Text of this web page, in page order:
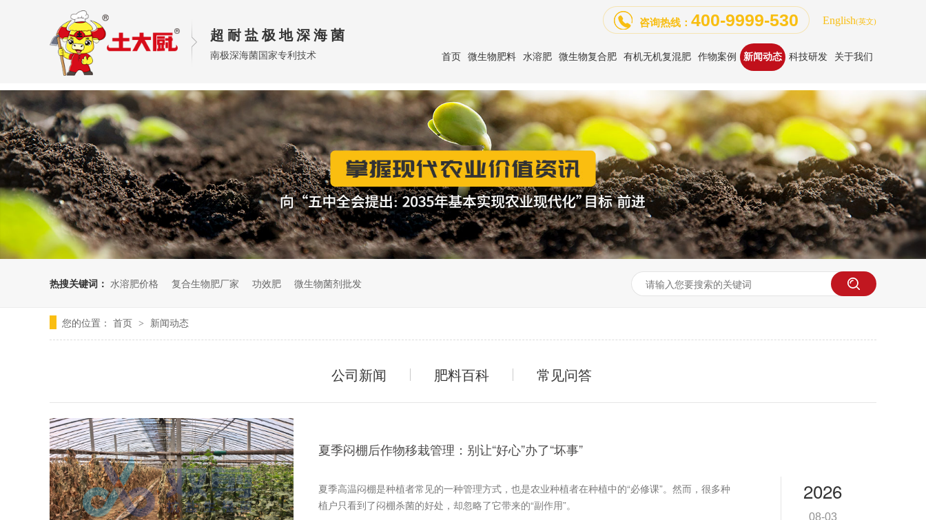
超 耐 盐 极 地 深 海 菌
南极深海菌国家专利技术
English(英文)
咨询热线： 400-9999-530
首页 微生物肥料 水溶肥 微生物复合肥 有机无机复混肥 作物案例 新闻动态 科技研发 关于我们
热搜关键词： 水溶肥价格 复合生物肥厂家 功效肥 微生物菌剂批发
您的位置： 首页 > 新闻动态
公司新闻 肥料百科 常见问答
2026
08-03
夏季闷棚后作物移栽管理：别让“好心”办了“坏事”
夏季高温闷棚是种植者常见的一种管理方式，也是农业种植者在种植中的“必修课”。然而，很多种
植户只看到了闷棚杀菌的好处，却忽略了它带来的“副作用”。